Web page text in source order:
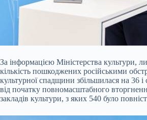
За інформацією Міністерства культури,
кількість пошкоджених російськими
культурної спадщини збільшилася на 36 і
від початку повномасштабного
закладів культури, з яких 540 було